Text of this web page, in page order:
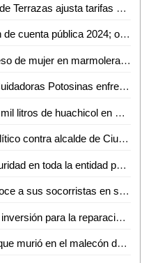
¡Hasta por estacionarse! Axtla de Terrazas ajusta tarifas y permisos en su Ley de Ingresos 2025
Satisface a Contraloría revisión de cuenta pública 2024; observaciones solo administrativas
FGESLP avanza caso de deceso de mujer en marmolera con vinculación a proceso de dos señalados
Sin sueldo, sin salud, sin ley; Cuidadoras Potosinas enfrentan abandono legislativo en SLP
Detienen tráiler con más de 61 mil litros de huachicol en SLP
Desechan solicitud de juicio político contra alcalde de Ciudad Valles
Acciones permanentes de seguridad en toda la entidad para seguir viviendo con tranquilidad y confianza
Cruz Roja Ciudad Valles reconoce a sus socorristas en su día
David Medina prevé una fuerte inversión para la reparación de vialidades dañadas por la lluvia
Era de San Antonio el hombre que murió en el malecón de Ciudad Valles